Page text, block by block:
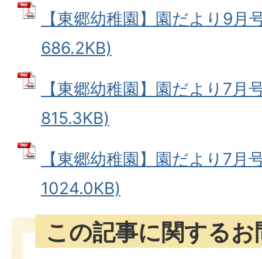
【東郷幼稚園】園だより9月
686.2KB)
【東郷幼稚園】園だより7月
815.3KB)
【東郷幼稚園】園だより7月
1024.0KB)
この記事に関する